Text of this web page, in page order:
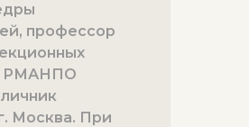
профессор
РМАНПО
Москва. При